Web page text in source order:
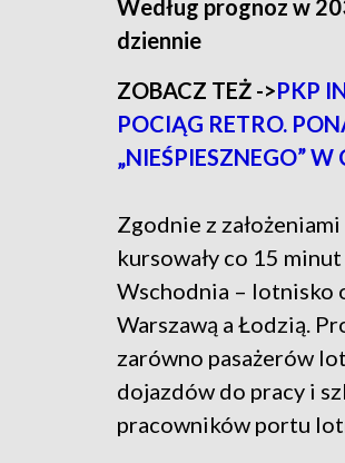
Według prognoz w
dziennie
ZOBACZ TEŻ ->PKP
POCIĄG RETRO.
„NIEŚPIESZNEGO” W
Zgodnie z
kursowały co 15
Wschodnia – lotnisko
Warszawą a Łodzią.
zarówno pasażerów
dojazdów do pracy i
pracowników portu